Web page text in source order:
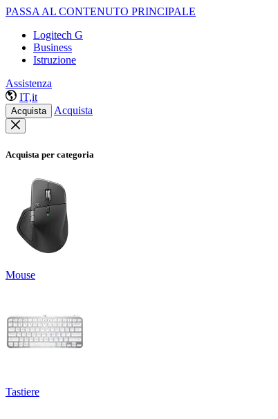
PASSA AL CONTENUTO PRINCIPALE
Logitech G
Business
Istruzione
Assistenza
IT,it
Acquista Acquista
Acquista per categoria
Mouse
Tastiere